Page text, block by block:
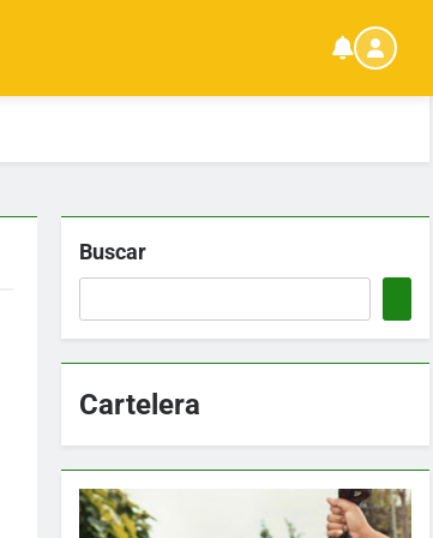
Buscar
Cartelera